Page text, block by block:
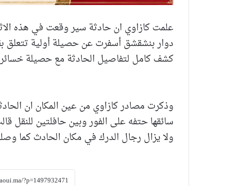
علمت كازاوي ان حادثة سير وقعت في هذه
دوار بنشقشق أسفرت عن حصيلة أولية تتعلق
كشف كامل لتفاصيل الحادثة مع حصيلة
وذكرت مصادر كازاوي من عين المكان ان
سائقها حتفه على الفور وبين حافلتين للنقل
ولا يزال رجال الدرك في مكان الحادث كما